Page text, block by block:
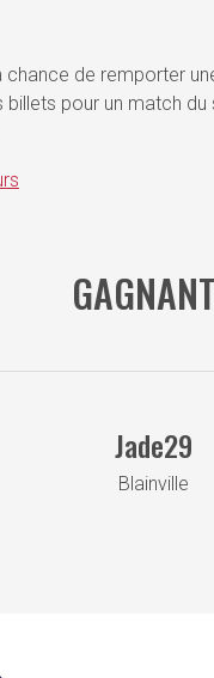
de remporter
billets pour un match
Jade29
Blainville